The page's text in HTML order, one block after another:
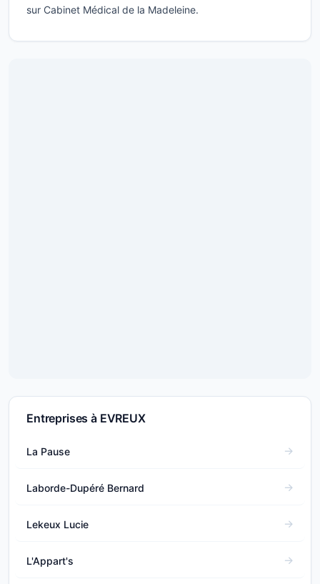
sur Cabinet Médical de la Madeleine.
Entreprises à EVREUX
La Pause
Laborde-Dupéré Bernard
Lekeux Lucie
L'Appart's